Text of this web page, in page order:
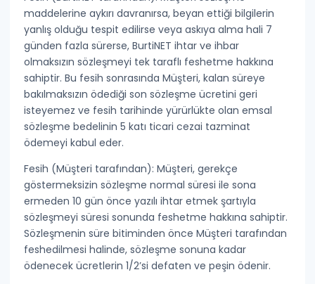
maddelerine aykırı davranırsa, beyan ettiği bilgilerin
yanlış olduğu tespit edilirse veya askıya alma hali 7
günden fazla sürerse, BurtiNETihtar ve ihbar
olmaksızın sözleşmeyi tek taraflı feshetme hakkına
sahiptir. Bu fesih sonrasında Müşteri, kalan süreye
bakılmaksızın ödediği son sözleşme ücretini geri
isteyemez ve fesih tarihinde yürürlükte olan emsal
sözleşme bedelinin 5 katı ticari cezai tazminat
ödemeyi kabul eder.
Fesih (Müşteri tarafından): Müşteri, gerekçe
göstermeksizin sözleşme normal süresi ile sona
ermeden10 gün önce yazılı ihtar etmek şartıyla
sözleşmeyi süresi sonunda feshetme hakkına sahiptir.
Sözleşmenin süre bitiminden önce Müşteri tarafından
feshedilmesi halinde,sözleşme sonuna kadar
ödenecek ücretlerin 1/2’si defaten ve peşin ödenir.